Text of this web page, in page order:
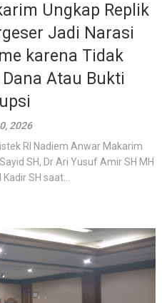
Ungkap Replik
Jadi Narasi
karena Tidak
Atau Bukti
2026
RI Nadiem Anwar Makarim
SH, Dr Ari Yusuf Amir SH MH
SH saat...